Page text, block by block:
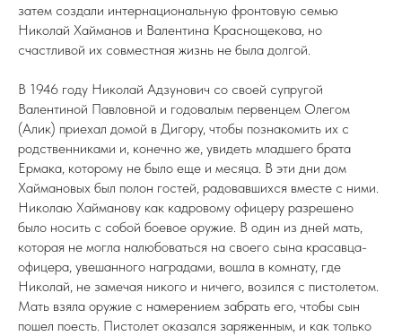
затем создали интернациональную фронтовую семью
Николай Хайманов и Валентина Краснощекова, но
счастливой их совместная жизнь не была долгой.
В 1946 году Николай Адзунович со своей супругой
Валентиной Павловной и годовалым первенцем Олегом
(Алик) приехал домой в Дигору, чтобы познакомить их с
родственниками и, конечно же, увидеть младшего брата
Ермака, которому не было еще и месяца. В эти дни дом
Хаймановых был полон гостей, радовавшихся вместе с ними.
Николаю Хайманову как кадровому офицеру разрешено
было носить с собой боевое оружие. В один из дней мать,
которая не могла налюбоваться на своего сына красавца-
офицера, увешанного наградами, вошла в комнату, где
Николай, не замечая никого и ничего, возился с пистолетом.
Мать взяла оружие с намерением забрать его, чтобы сын
пошел поесть. Пистолет оказался заряженным, и как только